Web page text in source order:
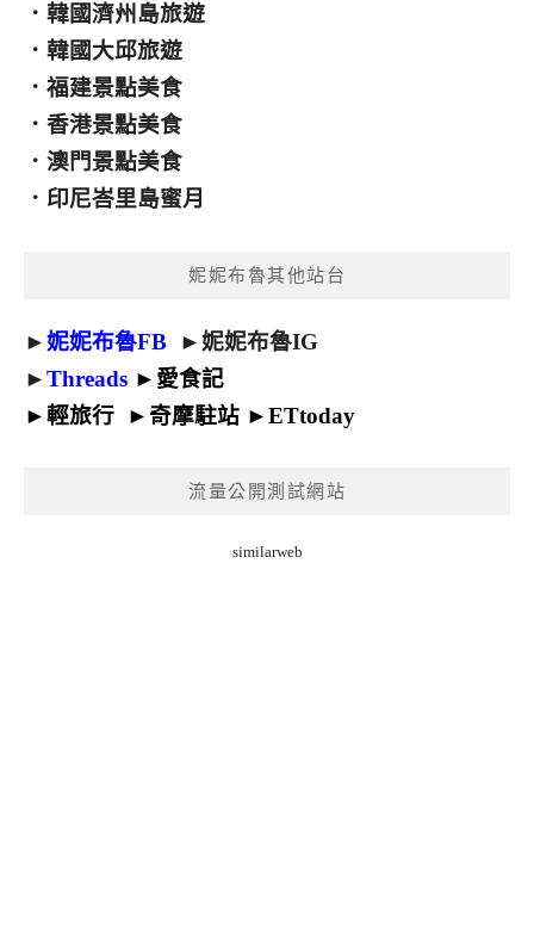
． 韓國濟州島旅遊
． 韓國大邱旅遊
． 福建景點美食
． 香港景點美食
． 澳門景點美食
． 印尼峇里島蜜月
妮妮布魯其他站台
►妮妮布魯FB ►妮妮布魯IG
►Threads ► 愛食記
►輕旅行 ► 奇摩駐站 ►ETtoday
流量公開測試網站
similarweb